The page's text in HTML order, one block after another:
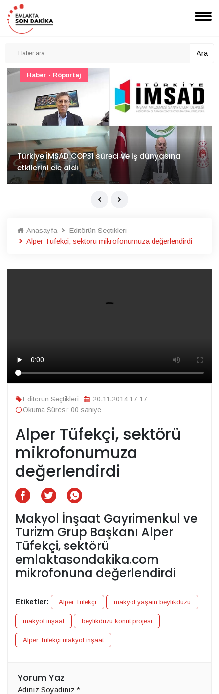
Ara
TOKİ'den 51 şehirde 540 gayrimenkul
müzayedesi
TOKİ - Emlak Konut GYO
Anasayfa
Editörün Seçtikleri
Alper Tüfekçi, sektörü mikrofonumuza değerlendirdi
Editörün Seçtikleri
20.11.2014 17:17
Okuma Süresi: 00 saniye
Alper Tüfekçi, sektörü
mikrofonumuza
değerlendirdi
Makyol İnşaat Gayrimenkul ve
Turizm Grup Başkanı Alper
Tüfekçi, sektörü
emlaktasondakika.com
mikrofonuna değerlendirdi
Etiketler: Alper Tüfekçi makyol yaşam beylikdüzü
makyol inşaat beylikdüzü konut projesi
Alper Tüfekçi makyol inşaat
Yorum Yaz
Adınız Soyadınız *